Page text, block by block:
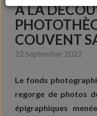
À LA
COUVENT
22 September 2022
Le fonds
regorge de photos
épigraphiques